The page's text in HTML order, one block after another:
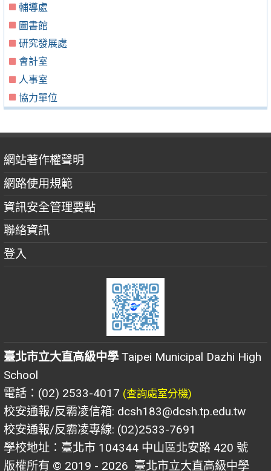
輔導處
圖書館
研究發展處
會計室
人事室
協力單位
網站著作權聲明
網路使用規範
資訊安全管理要點
聯絡資訊
登入
臺北市立大直高級中學 Taipei Municipal Dazhi High
School
電話：(02) 2533-4017 (查詢處室分機)
校安通報/反霸凌信箱: dcsh183@dcsh.tp.edu.tw
校安通報/反霸凌專線: (02)2533-7691
學校地址：臺北市 104344 中山區北安路 420 號
版權所有 © 2019 - 2026 臺北市立大直高級中學